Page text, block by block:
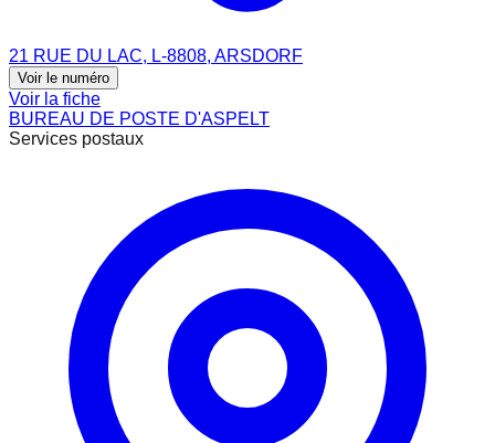
21 RUE DU LAC, L-8808, ARSDORF
Voir le numéro
Voir la fiche
BUREAU DE POSTE D'ASPELT
Services postaux